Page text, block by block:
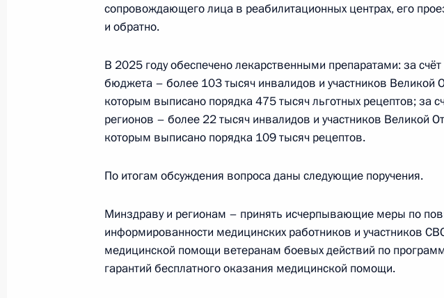
28 апреля 2026 года, 18:00
Подписан закон, расширяющий трудовые гарантии для лиц,
25 апреля 2026 года, 11:25
Внесены изменения в Трудовой кодекс
9 апреля 2026 года, 16:15
сопровождающего лица в реабилитационных центрах, его
и обратно.
В 2025 году обеспечено лекарственными препаратами: за
бюджета – более 103 тысяч инвалидов и участников Великой
которым выписано порядка 475 тысяч льготных рецептов; за
регионов – более 22 тысяч инвалидов и участников Великой
которым выписано порядка 109 тысяч рецептов.
По итогам обсуждения вопроса даны следующие поручения.
Минздраву и регионам – принять исчерпывающие меры по
информированности медицинских работников и участников
медицинской помощи ветеранам боевых действий по
гарантий бесплатного оказания медицинской помощи.